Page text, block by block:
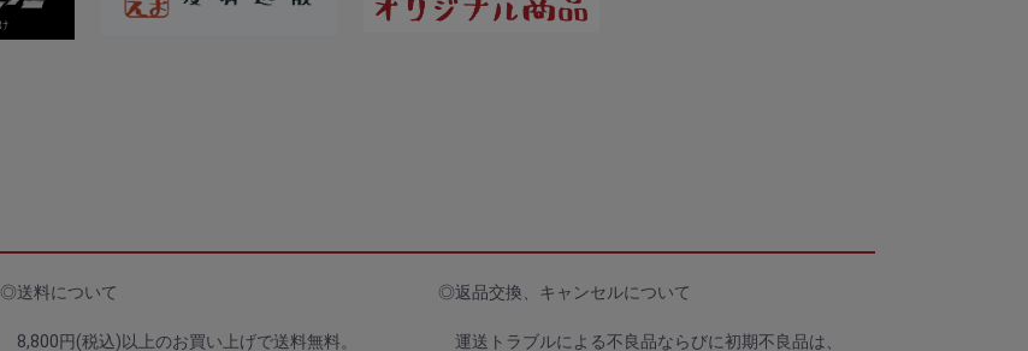
◎送料について
8,800円(税込)以上のお買い上げで送料無料。
◎返品交換、キャンセルについて
運送トラブルによる不良品ならびに初期不良品は、